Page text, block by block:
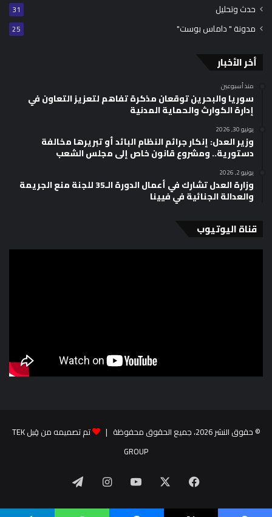
حدث وتحليل 31
مدونة " داماس بوست" 25
أخر الأخبار
منذ أسبوعين
سوريا والبحرين توقعان مذكرة تفاهم لتعزيز التعاون في
إدارة الكوارث والحماية المدنية
يونيو 30, 2026
وزير العدل: إنكار جرائم النظام البائد أو تبريرها مخالفة
دستورية.. ومشروع قانون خاص إلى مجلس الشعب
يونيو 2, 2026
وزارة العدل تشارك في أعمال الدورة الـ35 للجنة منع الجريمة
والعدالة الجنائية في فيينا
قناة اليوتيوب
© حقوق النشر 2026، جميع الحقوق محفوظة |
تم تصميمه من قِبل TEK
GROUP
فيسبوك ‫YouTubeانستقرامتيلقرام